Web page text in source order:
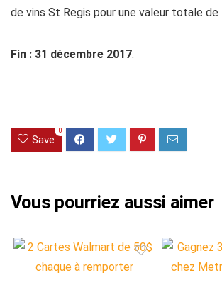
de vins St Regis pour une valeur totale de
Fin : 31 décembre 2017.
Save
0